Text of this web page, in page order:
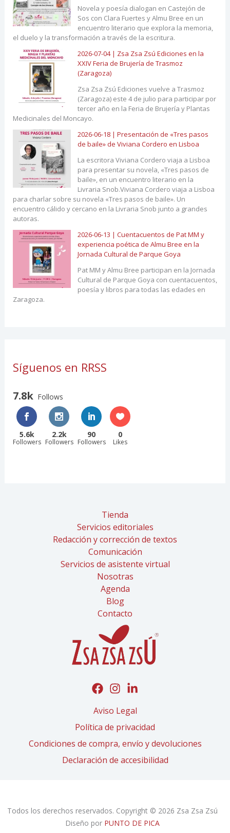
Novela y poesía dialogan en Castejón de
Sos con Clara Fuertes y Almu Bree en un
encuentro literario que explora la memoria,
el duelo y la transformación a través de la escritura.
2026-07-04 | Zsa Zsa Zsú Ediciones en la
XXIV Feria de Brujería de Trasmoz
(Zaragoza)
Zsa Zsa Zsú Ediciones vuelve a Trasmoz
(Zaragoza) este 4 de julio para participar por
tercer año en la Feria de Brujería y Plantas
Medicinales del Moncayo.
2026-06-18 | Presentación de «Tres pasos
de baile» de Viviana Cordero en Lisboa
La escritora Viviana Cordero viaja a Lisboa
para presentar su novela, «Tres pasos de
baile», en un encuentro literario en la
Livraria Snob.Viviana Cordero viaja a Lisboa
para charlar sobre su novela «Tres pasos de baile». Un
encuentro cálido y cercano en la Livraria Snob junto a grandes
autoras.
2026-06-13 | Cuentacuentos de Pat MM y
experiencia poética de Almu Bree en la
Jornada Cultural de Parque Goya
Pat MM y Almu Bree participan en la Jornada
Cultural de Parque Goya con cuentacuentos,
poesía y libros para todas las edades en
Zaragoza.
Síguenos en RRSS
7.8k Follows
5.6k
Followers
2.2k
Followers
90
Followers
0
Likes
Tienda
Servicios editoriales
Redacción y corrección de textos
Comunicación
Servicios de asistente virtual
Nosotras
Agenda
Blog
Contacto
Aviso Legal
Política de privacidad
Condiciones de compra, envío y devoluciones
Declaración de accesibilidad
Todos los derechos reservados. Copyright © 2026 Zsa Zsa Zsú
Diseño por PUNTO DE PICA